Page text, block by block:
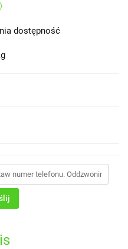
dostępność